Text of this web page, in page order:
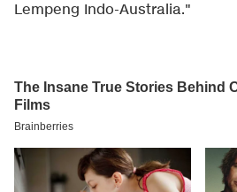
Lempeng Indo-Australia."